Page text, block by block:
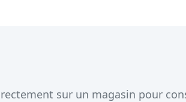
sur un magasin pour